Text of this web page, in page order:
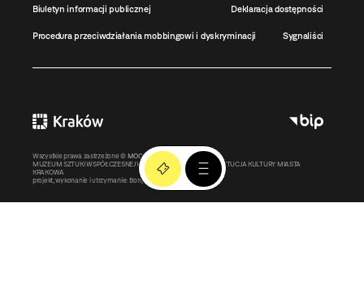
Biuletyn informacji publicznej Deklaracja dostępności
Procedura przeciwdziałania mobbingowi i dyskryminacji Sygnaliści
Wszystkie prawa zastrzeżone © MOCAK2011-2026
MUZEUM SZTUKI WSPÓŁCZESNEJ W KRAKOWIE MOCAK – INSTYTUCJA KULTURY MIASTA
KRAKOWA
projekt, wykonanie i utrzymanie: Bonjour.pl